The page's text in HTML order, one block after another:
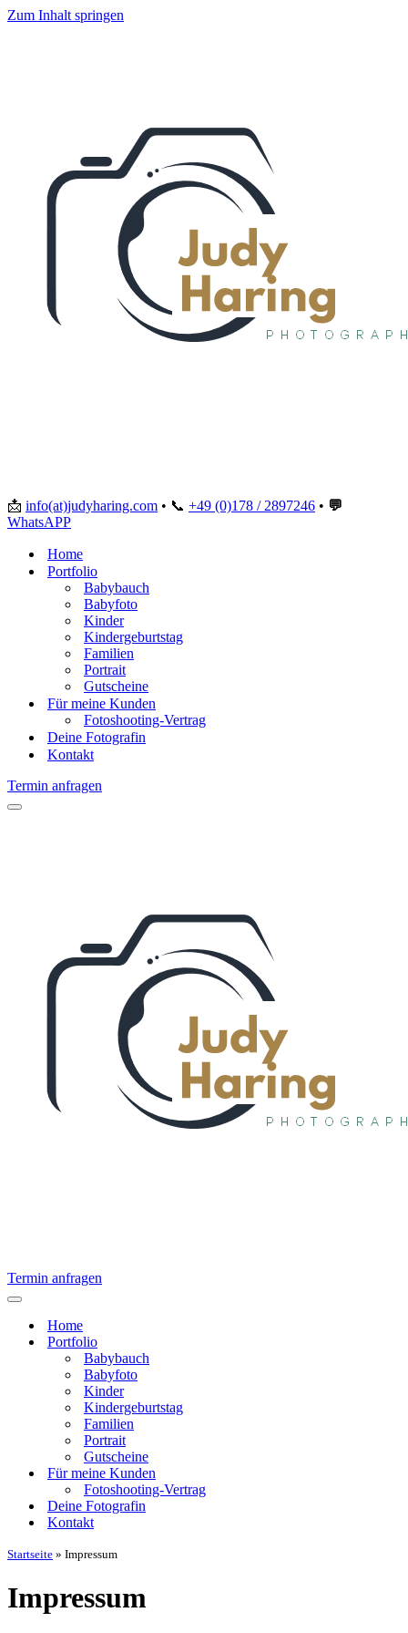
Zum Inhalt springen
📩 info(at)judyharing.com • 📞 +49 (0)178 / 2897246 • 💬
WhatsAPP
Home
Portfolio
Babybauch
Babyfoto
Kinder
Kindergeburtstag
Familien
Portrait
Gutscheine
Für meine Kunden
Fotoshooting-Vertrag
Deine Fotografin
Kontakt
Termin anfragen
Navigationsmenü
Termin anfragen
Navigationsmenü
Home
Portfolio
Babybauch
Babyfoto
Kinder
Kindergeburtstag
Familien
Portrait
Gutscheine
Für meine Kunden
Fotoshooting-Vertrag
Deine Fotografin
Kontakt
Startseite » Impressum
Impressum